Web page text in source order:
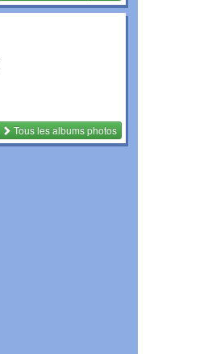
Tous les albums photos